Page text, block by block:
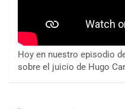
Hoy en nuestro episodio
sobre el juicio de Hugo